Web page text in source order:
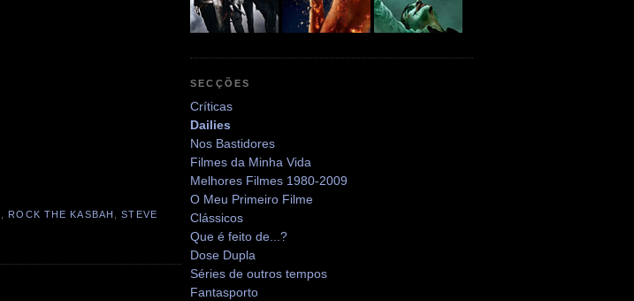
ROCK THE KASBAH ,STEVE
SECÇÕES
Críticas
Dailies
Nos Bastidores
Filmes da Minha Vida
Melhores Filmes 1980-2009
O Meu Primeiro Filme
Clássicos
Que é feito de...?
Dose Dupla
Séries de outros tempos
Fantasporto